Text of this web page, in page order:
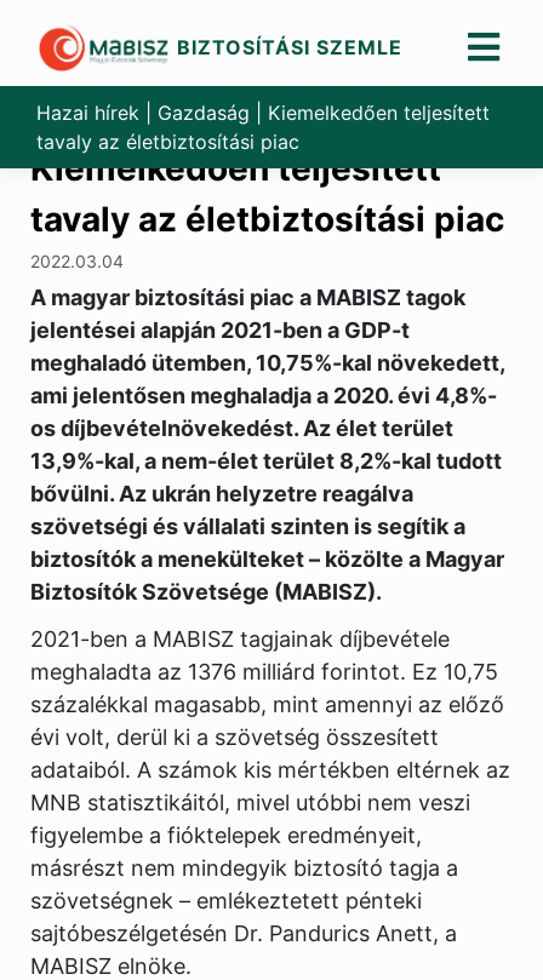
content
BIZTOSÍTÁSI SZEMLE
Hazai hírek Gazdaság
Kiemelkedően teljesített
tavaly az életbiztosítási piac
Kiemelkedően teljesített
tavaly az életbiztosítási piac
2022.03.04
A magyar biztosítási piac a MABISZ tagok
jelentései alapján 2021-ben a GDP-t
meghaladó ütemben, 10,75%-kal növekedett,
ami jelentősen meghaladja a 2020. évi 4,8%-
os díjbevételnövekedést. Az élet terület
13,9%-kal, a nem-élet terület 8,2%-kal tudott
bővülni. Az ukrán helyzetre reagálva
szövetségi és vállalati szinten is segítik a
biztosítók a menekülteket – közölte a Magyar
Biztosítók Szövetsége (MABISZ).
2021-ben a MABISZ tagjainak díjbevétele
meghaladta az 1376 milliárd forintot. Ez 10,75
százalékkal magasabb, mint amennyi az előző
évi volt, derül ki a szövetség összesített
adataiból. A számok kis mértékben eltérnek az
MNB statisztikáitól, mivel utóbbi nem veszi
figyelembe a fióktelepek eredményeit,
másrészt nem mindegyik biztosító tagja a
szövetségnek – emlékeztetett pénteki
sajtóbeszélgetésén Dr. Pandurics Anett, a
MABISZ elnöke.